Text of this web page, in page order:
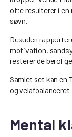
ofte resulterer i en
søvn.
Desuden
motivation,
resterende
Samlet set kan en
og
Mental